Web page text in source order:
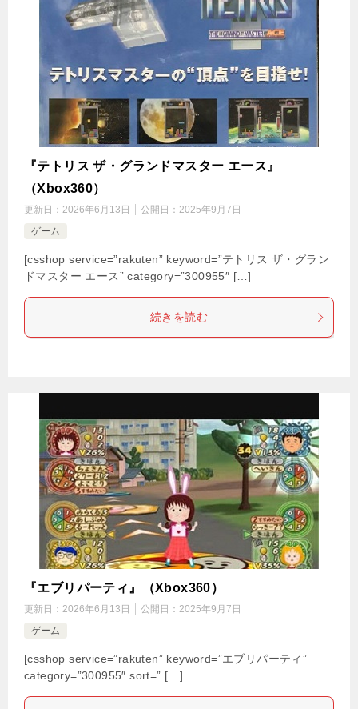
『テトリス ザ・グランドマスター エース』
（Xbox360）
更新日： 2026年6月13日 公開日： 2025年9月7日
ゲーム
[csshop service=”rakuten” keyword=”テトリス ザ・グラン
ドマスター エース” category=”300955″ […]
続きを読む
『エブリパーティ』（Xbox360）
更新日： 2026年6月13日 公開日： 2025年9月7日
ゲーム
[csshop service=”rakuten” keyword=”エブリパーティ”
category=”300955″ sort=” […]